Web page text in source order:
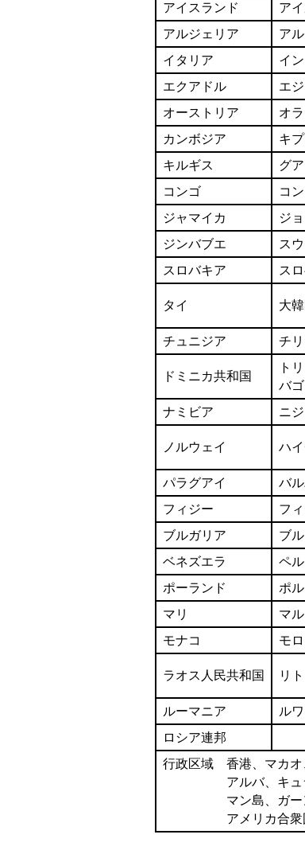
アイスランド ア
アルジェリア
ア
イタリア
イ
エクアドル
エ
オーストリア
オ
カンボジア
キ
キルギス
グ
コンゴ
コ
ジャマイカ
ジ
ジンバブエ
ス
スロバキア
ス
タイ 大
チュニジア
チリ
ドミニカ共和国
ト
バゴ
ナミビア ニ
ノルウェイ ハ
パラグアイ
バ
フィジー
フ
ブルガリア
ブ
ベネズエラ
ペ
ポーランド
ポ
マリ
マ
モナコ
モ
ラオス人民共和国 リ
ルーマニア ル
ロシア連邦
行政区域 香港、マカオ
アルバ、キュラソ
マン島、ガーンジ
アメリカ合衆国の